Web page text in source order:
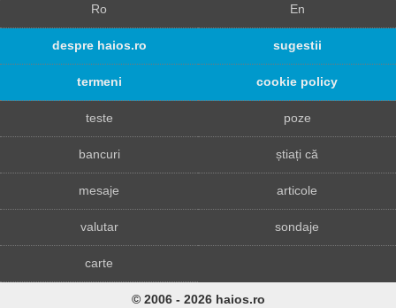
Ro En
despre haios.ro sugestii
termeni cookie policy
teste poze
bancuri știați că
mesaje articole
valutar sondaje
carte
© 2006 - 2026 haios.ro